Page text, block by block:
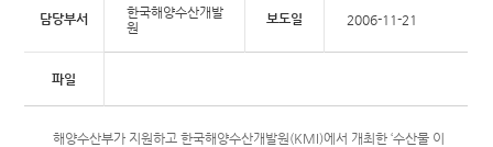
담당부서
한국해양수산개발
원
보도일 2006-11-21
파일
해양수산부가 지원하고 한국해양수산개발원(KMI)에서 개최한 ‘수산물 이